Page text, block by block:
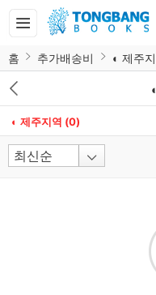
홈 추가배송비 ◐ 제주
◐ 제주지역 (0)